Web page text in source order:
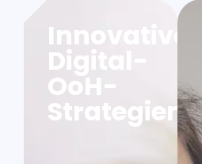
Innovative
Digital-
OoH-
Strategien